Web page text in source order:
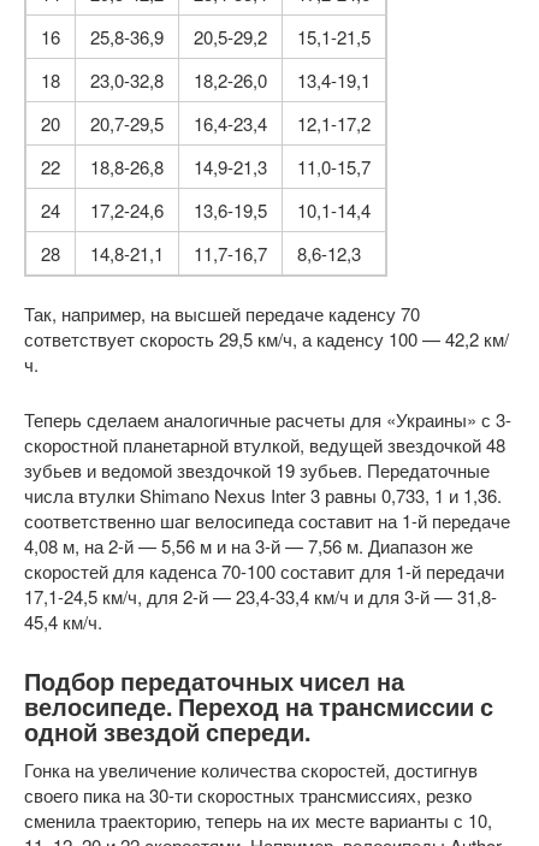
16
25,8-36,9 20,5-29,2
15,1-21,5
18
23,0-32,8 18,2-26,0
13,4-19,1
20
20,7-29,5 16,4-23,4
12,1-17,2
22
18,8-26,8 14,9-21,3
11,0-15,7
24
17,2-24,6 13,6-19,5
10,1-14,4
28
14,8-21,1 11,7-16,7 8,6-12,3
Так, например, на высшей передаче каденсу 70
сответствует скорость 29,5 км/ч, а каденсу 100 — 42,2 км/
ч.
Теперь сделаем аналогичные расчеты для «Украины» с 3-
скоростной планетарной втулкой, ведущей звездочкой 48
зубьев и ведомой звездочкой 19 зубьев. Передаточные
числа втулки Shimano Nexus Inter 3 равны 0,733, 1 и 1,36.
соответственно шаг велосипеда составит на 1-й передаче
4,08 м, на 2-й — 5,56 м и на 3-й — 7,56 м. Диапазон же
скоростей для каденса 70-100 составит для 1-й передачи
17,1-24,5 км/ч, для 2-й — 23,4-33,4 км/ч и для 3-й — 31,8-
45,4 км/ч.
Подбор передаточных чисел на
велосипеде. Переход на трансмиссии с
одной звездой спереди.
Гонка на увеличение количества скоростей, достигнув
своего пика на 30-ти скоростных трансмиссиях, резко
сменила траекторию, теперь на их месте варианты с 10,